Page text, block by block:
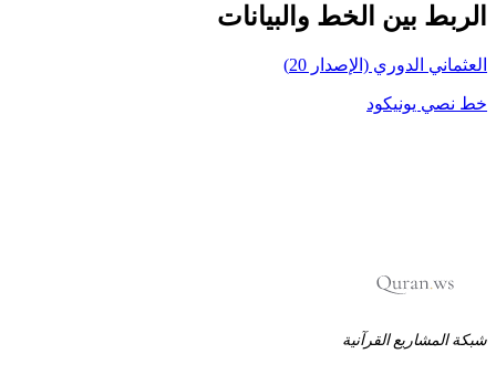
الربط بين الخط والبيانات
العثماني الدوري (الإصدار 20)
خط نصي يونيكود
شبكة المشاريع القرآنية